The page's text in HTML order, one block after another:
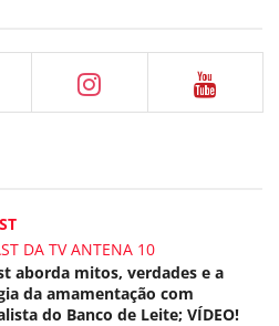
DA TV ANTENA 10
aborda mitos, verdades e a
da amamentação com
do Banco de Leite; VÍDEO!